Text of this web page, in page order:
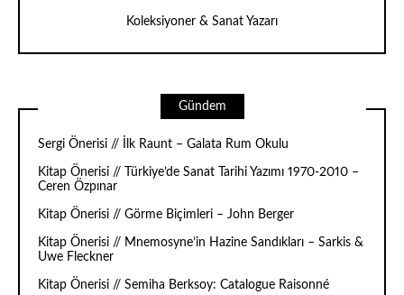
Koleksiyoner & Sanat Yazarı
Gündem
Sergi Önerisi // İlk Raunt – Galata Rum Okulu
Kitap Önerisi // Türkiye’de Sanat Tarihi Yazımı 1970-2010 –
Ceren Özpınar
Kitap Önerisi // Görme Biçimleri – John Berger
Kitap Önerisi // Mnemosyne’in Hazine Sandıkları – Sarkis &
Uwe Fleckner
Kitap Önerisi // Semiha Berksoy: Catalogue Raisonné